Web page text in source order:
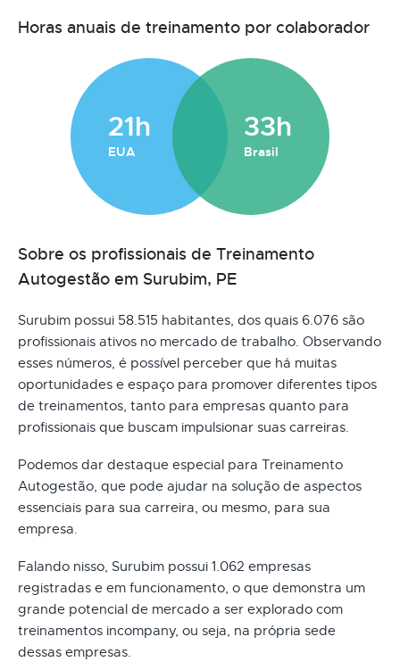
Horas anuais de treinamento por colaborador
21h
EUA
33h
Brasil
Sobre os profissionais de Treinamento
Autogestão em Surubim, PE
Surubim possui 58.515 habitantes, dos quais 6.076 são
profissionais ativos no mercado de trabalho. Observando
esses números, é possível perceber que há muitas
oportunidades e espaço para promover diferentes tipos
de treinamentos, tanto para empresas quanto para
profissionais que buscam impulsionar suas carreiras.
Podemos dar destaque especial para Treinamento
Autogestão, que pode ajudar na solução de aspectos
essenciais para sua carreira, ou mesmo, para sua
empresa.
Falando nisso, Surubim possui 1.062 empresas
registradas e em funcionamento, o que demonstra um
grande potencial de mercado a ser explorado com
treinamentos incompany, ou seja, na própria sede
dessas empresas.